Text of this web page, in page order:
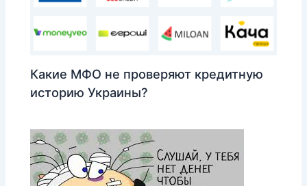
Какие МФО не проверяют кредитную
историю Украины?